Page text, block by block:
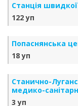
Станція
122 уп
Попаснянська
18 уп
Станично-
медико-
3 уп